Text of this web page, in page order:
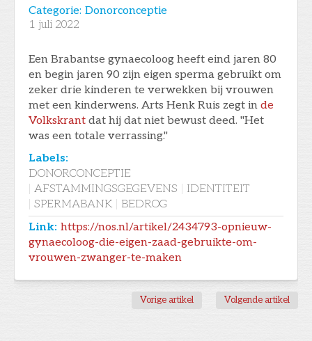
Categorie: Donorconceptie
1 juli 2022
Een Brabantse gynaecoloog heeft eind jaren 80
en begin jaren 90 zijn eigen sperma gebruikt om
zeker drie kinderen te verwekken bij vrouwen
met een kinderwens. Arts Henk Ruis zegt in de
Volkskrant dat hij dat niet bewust deed. "Het
was een totale verrassing."
Labels:
DONORCONCEPTIE
AFSTAMMINGSGEGEVENS
IDENTITEIT
SPERMABANK
BEDROG
Link: https://nos.nl/artikel/2434793-opnieuw-
gynaecoloog-die-eigen-zaad-gebruikte-om-
vrouwen-zwanger-te-maken
Vorige artikel Volgende artikel